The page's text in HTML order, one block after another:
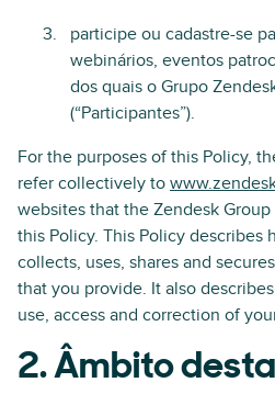
participe ou cadastre-se
webinários, eventos
dos quais o Grupo
(“Participantes”).
For the purposes of this Policy,
refer collectively to
websites that the Zendesk
this Policy. This Policy describes
collects, uses, shares and
that you provide. It also
use, access and correction of
2. Âmbito